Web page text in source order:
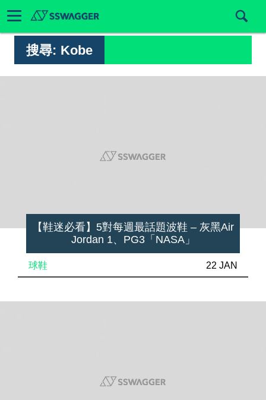
搜尋: Kobe
【鞋迷必看】5對每週最話題波鞋 – 灰黑Air
Jordan 1、PG3「NASA」
球鞋 22 JAN